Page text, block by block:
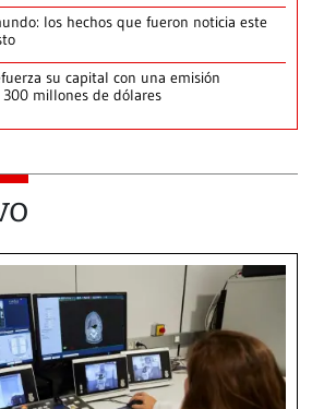
los hechos que fueron noticia este
su capital con una emisión
millones de dólares